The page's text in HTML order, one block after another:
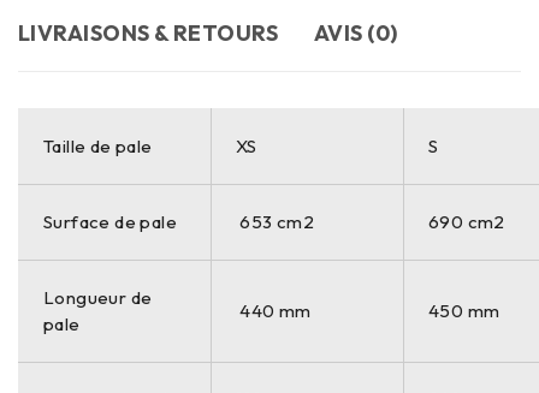
LIVRAISONS & RETOURS AVIS (0)
Taille de pale XS S
Surface de pale 653 cm2 690 cm2
Longueur de
pale
440 mm 450 mm